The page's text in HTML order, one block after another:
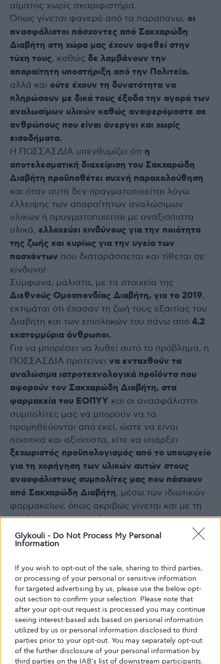
Glykouli - Do Not Process My Personal
Information
If you wish to opt-out of the sale, sharing to third parties,
or processing of your personal or sensitive information
for targeted advertising by us, please use the below opt-
out section to confirm your selection. Please note that
after your opt-out request is processed you may continue
seeing interest-based ads based on personal information
utilized by us or personal information disclosed to third
parties prior to your opt-out. You may separately opt-out
of the further disclosure of your personal information by
third parties on the IAB’s list of downstream participants.
αίματος χωρίς σκαριφιστήρα.
Όπως γίνεται φανερό από τα παραπάνω, οι
ανασφάλιστοι πάσχοντες από Σακχαρώδη
Διαβήτη στη χώρα μας έχουν αφεθεί στην
τύχη τους, καθώς δε λαμβάνουν την
απαραίτητη υποστήριξη από την Πολιτεία,
αλλά και ούτε έχουν τη δυνατότητα να
πληρώσουν με δικά τους έξοδα την αγορά των
αναλωσίμων υλικών καθώς αναφερόμαστε σε
ανθρώπους που είναι άνεργοι και χωρίς
εισοδήματα.
Η ΠΟΣΣΑΣΔΙΑ υπενθυμίζει ότι η
αποτελεσματική διαχείριση του Σακχαρώδη
Διαβήτη προϋποθέτει συχνή παρακολούθηση
και όταν αυτή δεν πραγματοποιείται λόγω
έλλειψης των απαραίτητων αναλώσιμων
υλικών ή πραγματοποιείται με αναξιόπιστα
υλικά, ελλοχεύει κινδύνους για την ποιότητα
της ζωής και κυρίως για την υγεία των
πασχόντων που διαταράσσεται και τίθεται σε
κίνδυνο!
Σύμφωνα, μάλιστα, με τα στοιχεία της
Διεθνούς Ομοσπονδίας Διαβήτη, για το 2019,
εκτιμάται ότι έχασαν τη ζωή τους εξαιτίας του
Διαβήτη και των επιπλοκών του πάνω από 4,2
εκατομμύρια άνθρωποι.
Για να μπορέσει να λυθεί αυτό το πρόβλημα, η
ΠΟΣΣΑΣΔΙΑ προτείνει να ενταχθούν τα
αναλώσιμα ιατροτεχνολογικά προϊόντα που
αφορούν τον Σακχαρώδη Διαβήτη, στα
φαρμακεία του ΕΟΠΥΥ και οι ανασφάλιστοι
συμπολίτες μας να μπορούν να τα
προμηθεύονται από εκεί, ώστε να είναι
ποιοτικά και αξιόπιστα, είτε να υπάρξει
ξεχωριστός προϋπολογισμός από το υπουργείο
για τη χορήγηση των υλικών αυτών στους
ανασφάλιστους συμπολίτες μας που πάσχουν
από Σακχαρώδη Διαβήτη, μέσω των ιδιωτικών
φαρμακείων, όπως ακριβώς γίνεται και με τη
χορήγηση των φαρμάκων για την
αντιμετώπιση του Διαβήτη.
Όπως αναφέρει χαρακτηριστικά στην
επαναλαμβάνοντας εκ νέου το αίτημα για
συνάντηση, «τα προβλήματα που
αντιμετωπίζουν οι πάσχοντες από Σακχαρώδη
Διαβήτη, ασφαλισμένοι και ανασφάλιστοι, είναι
πάρα πολλά και για τον λόγο αυτόαιτούμαστε
εκ νέου τον προγραμματισμό μίαςσυνάντησης
μαζί σας, ώστε να σας ενημερώσουμε